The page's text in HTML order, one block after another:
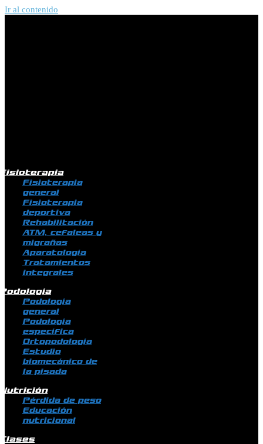
Ir al contenido
Fisioterapia
general
Fisioterapia
deportiva
Rehabilitación
ATM, cefaleas y
migrañas
Aparatología
Tratamientos
integrales
Podología
general
Podología
específica
Ortopodología
Estudio
biomecánico de
la pisada
Pérdida de peso
Educación
nutricional